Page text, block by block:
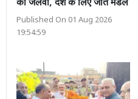
का जलवा, देश के लिए जीते मैडल
Published On 01 Aug 2026
19:54:59